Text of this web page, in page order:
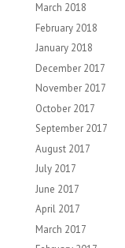
March 2018
February 2018
January 2018
December 2017
November 2017
October 2017
September 2017
August 2017
July 2017
June 2017
April 2017
March 2017